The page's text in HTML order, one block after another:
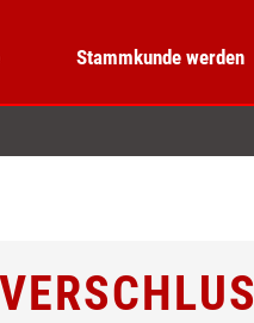
Stammkunde werden